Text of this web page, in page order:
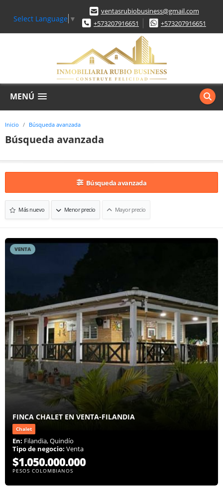
Select Language ▼
ventasrubiobusiness@gmail.com
+573207916651
+573207916651
MENÚ
Inicio Búsqueda avanzada
Búsqueda avanzada
Búsqueda avanzada
Más nuevo Menor precio Mayor precio
VENTA
FINCA CHALET EN VENTA-FILANDIA
Chalet
En: Filandia, Quindío
Tipo de negocio: Venta
$1.050.000.000
PESOS COLOMBIANOS